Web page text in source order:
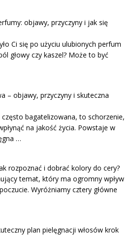
objawy, przyczyny i jak się
Ci się po użyciu ulubionych perfum
głowy czy kaszel? Może to być
– objawy, przyczyny i skuteczna
bagatelizowana, to schorzenie,
na jakość życia. Powstaje w
…
rozpoznać i dobrać kolory do cery?
temat, który ma ogromny wpływ
Wyróżniamy cztery główne
plan pielęgnacji włosów krok